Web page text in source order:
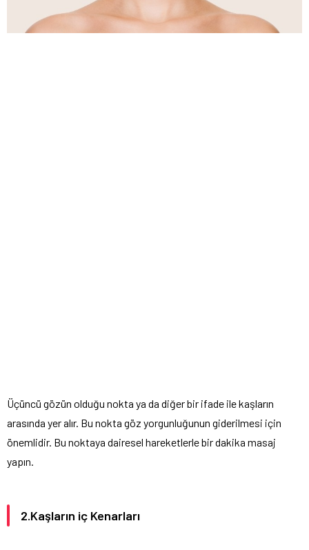
Üçüncü gözün olduğu nokta ya da diğer bir ifade ile kaşların
arasında yer alır. Bu nokta göz yorgunluğunun giderilmesi için
önemlidir. Bu noktaya dairesel hareketlerle bir dakika masaj
yapın.
2.Kaşların iç Kenarları